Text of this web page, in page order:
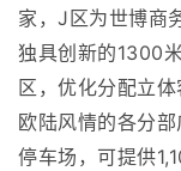
家，J区为世博商
独具创新的1300
区，优化分配立
欧陆风情的各分
停车场，可提供